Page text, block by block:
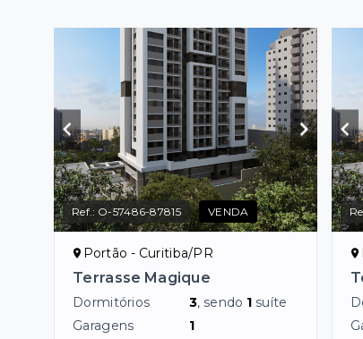
Ref.: O-57486-87815 VENDA
Portão - Curitiba/PR
Terrasse Magique
Dormitórios 3, sendo 1 suíte
Garagens
1